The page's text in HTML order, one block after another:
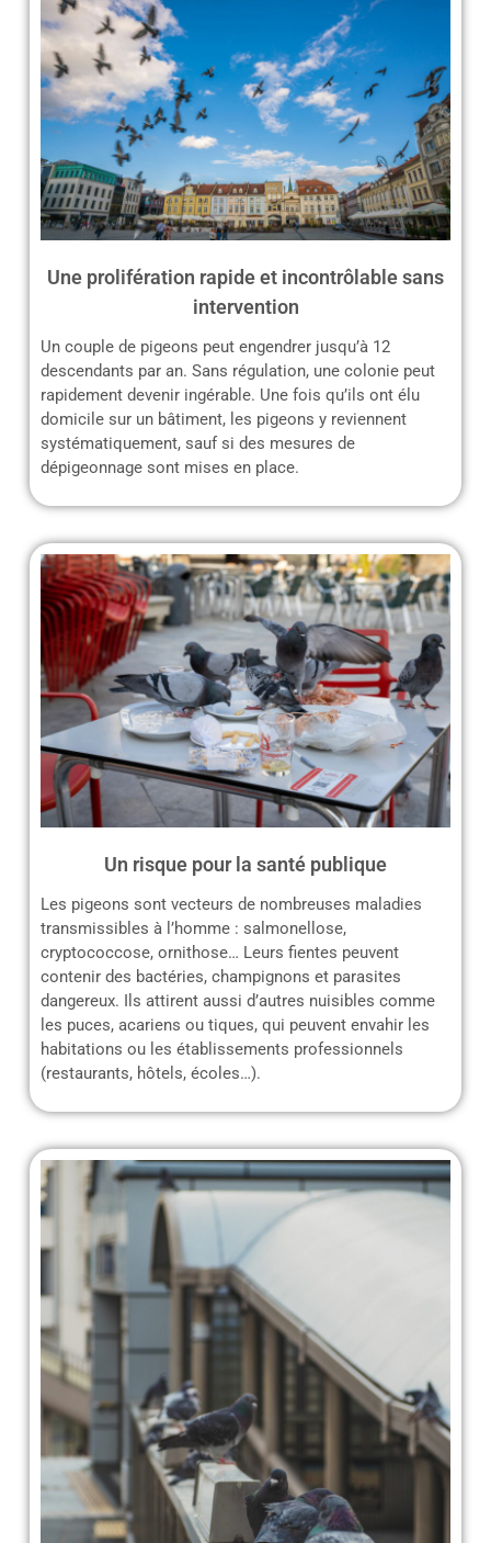
Une prolifération rapide et incontrôlable sans
intervention
Un couple de pigeons peut engendrer jusqu’à 12
descendants par an. Sans régulation, une colonie peut
rapidement devenir ingérable. Une fois qu’ils ont élu
domicile sur un bâtiment, les pigeons y reviennent
systématiquement, sauf si des mesures de
dépigeonnage sont mises en place.
Un risque pour la santé publique
Les pigeons sont vecteurs de nombreuses maladies
transmissibles à l’homme : salmonellose,
cryptococcose, ornithose… Leurs fientes peuvent
contenir des bactéries, champignons et parasites
dangereux. Ils attirent aussi d’autres nuisibles comme
les puces, acariens ou tiques, qui peuvent envahir les
habitations ou les établissements professionnels
(restaurants, hôtels, écoles…).